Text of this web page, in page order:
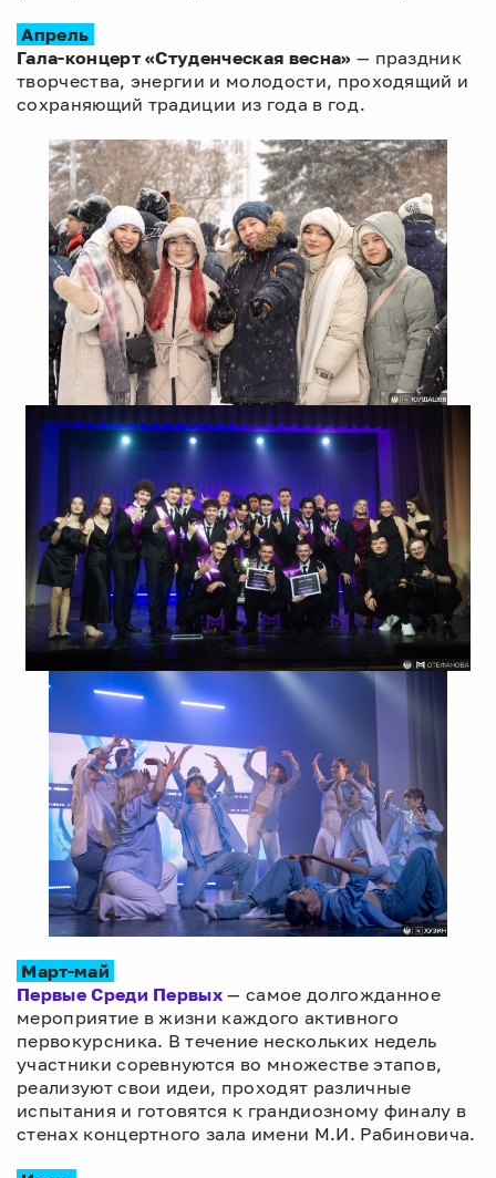
Апрель
Гала-концерт «Студенческая весна» — праздник
творчества, энергии и молодости, проходящий и
сохраняющий традиции из года в год.
Март-май
Первые Среди Первых — самое долгожданное
мероприятие в жизни каждого активного
первокурсника. В течение нескольких недель
участники соревнуются во множестве этапов,
реализуют свои идеи, проходят различные
испытания и готовятся к грандиозному финалу в
стенах концертного зала имени М.И. Рабиновича.